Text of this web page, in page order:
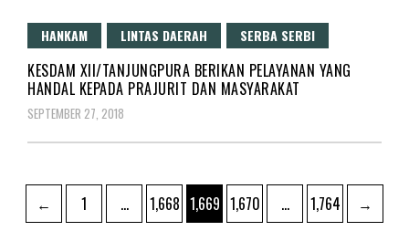
HANKAM LINTAS DAERAH SERBA SERBI
KESDAM XII/TANJUNGPURA BERIKAN PELAYANAN YANG
HANDAL KEPADA PRAJURIT DAN MASYARAKAT
SEPTEMBER 27, 2018
Navigasi
pos
← Page
1 … Page
1,668 Page
1,669 Page
1,670 … Page
1,764 →